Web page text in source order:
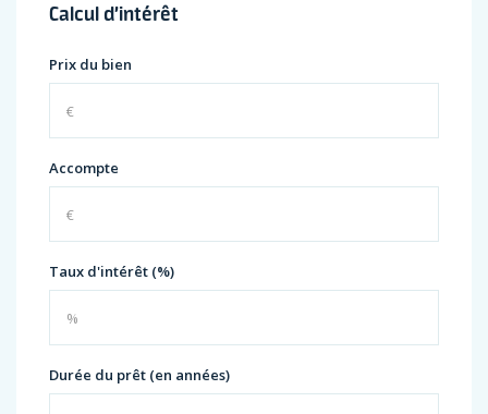
Calcul d’intérêt
Prix du bien
Accompte
Taux d'intérêt (%)
Durée du prêt (en années)